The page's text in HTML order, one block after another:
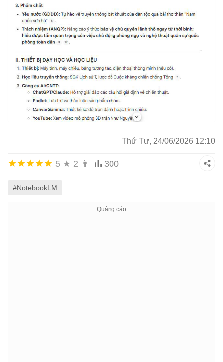
Thứ Tư, 24/06/2026 12:10
5 ★ 2 👨 300
#NotebookLM